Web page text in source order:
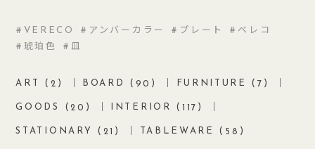
VERECO アンバーカラー プレート
ベレコ
琥珀色
皿
ART ( 2 ) BOARD ( 90 ) FURNITURE (7 )
GOODS (20 ) INTERIOR ( 117 )
STATIONARY ( 21 ) TABLEWARE ( 58 )